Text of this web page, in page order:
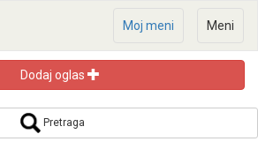
Meni
Moj meni
Dodaj oglas
Pretraga